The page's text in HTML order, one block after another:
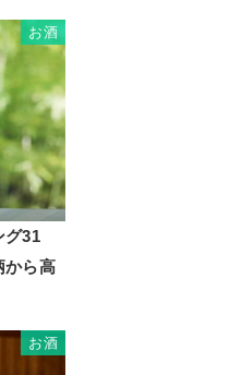
お酒
グ31
から高
お酒